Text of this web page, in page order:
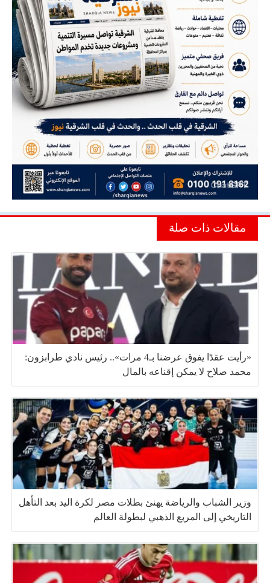
مقالات ذات صلة
«رأيت عقدًا يفوق عرضنا بـ4 مرات».. رئيس نادي طرابزون:
محمد صلاح لا يمكن إقناعه بالمال
وزير الشباب والرياضة يهنئ بطلات مصر لكرة اليد بعد التأهل
التاريخي إلى المربع الذهبي لبطولة العالم